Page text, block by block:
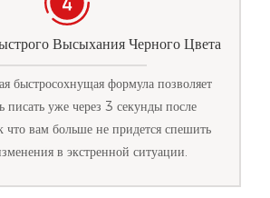
Высыхания Черного Цвета
быстросохнущая формула позволяет
писать уже через 3 секунды после
что вам больше не придется спешить
в экстренной ситуации.